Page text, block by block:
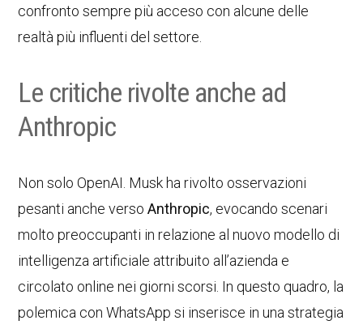
confronto sempre più acceso con alcune delle
realtà più influenti del settore.
Le critiche rivolte anche ad
Anthropic
Non solo OpenAI. Musk ha rivolto osservazioni
pesanti anche versoAnthropic, evocando scenari
molto preoccupanti in relazione al nuovo modello di
intelligenza artificiale attribuito all’azienda e
circolato online nei giorni scorsi. In questo quadro, la
polemica con WhatsApp si inserisce in una strategia